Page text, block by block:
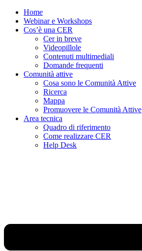
Home
Webinar e Workshops
Cos’è una CER
Cer in breve
Videopillole
Contenuti multimediali
Domande frequenti
Comunità attive
Cosa sono le Comunità Attive
Ricerca
Mappa
Promuovere le Comunità Attive
Area tecnica
Quadro di riferimento
Come realizzare CER
Help Desk